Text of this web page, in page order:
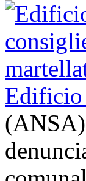
Edificio